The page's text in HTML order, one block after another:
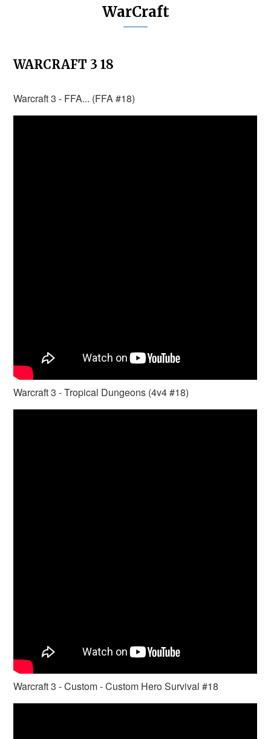
WarCraft
WARCRAFT 3 18
Warcraft 3 - FFA... (FFA #18)
Warcraft 3 - Tropical Dungeons (4v4 #18)
Warcraft 3 - Custom - Custom Hero Survival #18